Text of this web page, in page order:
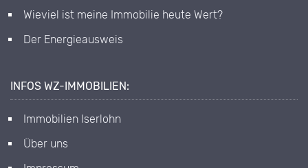
Wieviel ist meine Immobilie heute Wert?
Der Energieausweis
INFOS WZ-IMMOBILIEN:
Immobilien Iserlohn
Über uns